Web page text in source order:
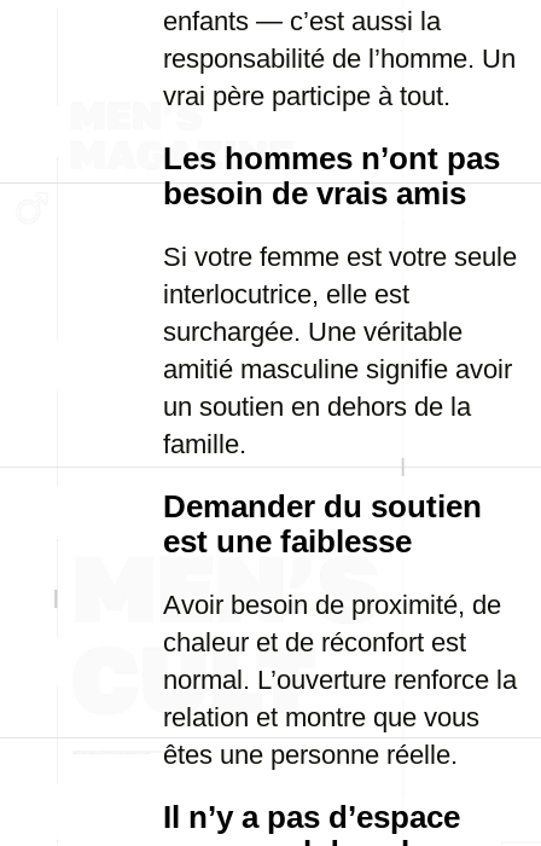
enfants — c’est aussi la
responsabilité de l’homme. Un
vrai père participe à tout.
Les hommes n’ont pas
besoin de vrais amis
Si votre femme est votre seule
interlocutrice, elle est
surchargée. Une véritable
amitié masculine signifie avoir
un soutien en dehors de la
famille.
Demander du soutien
est une faiblesse
Avoir besoin de proximité, de
chaleur et de réconfort est
normal. L’ouverture renforce la
relation et montre que vous
êtes une personne réelle.
Il n’y a pas d’espace